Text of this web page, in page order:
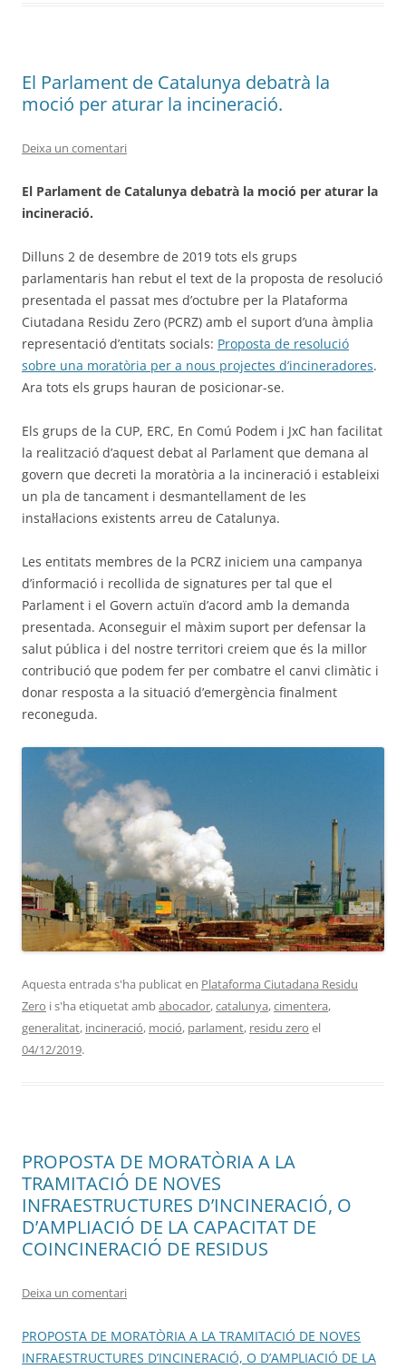
El Parlament de Catalunya debatrà la
moció per aturar la incineració.
Deixa un comentari
El Parlament de Catalunya debatrà la moció per aturar la
incineració.
Dilluns 2 de desembre de 2019 tots els grups
parlamentaris han rebut el text de la proposta de resolució
presentada el passat mes d’octubre per la Plataforma
Ciutadana Residu Zero (PCRZ) amb el suport d’una àmplia
representació d’entitats socials: Proposta de resolució
sobre una moratòria per a nous projectes d’incineradores.
Ara tots els grups hauran de posicionar-se.
Els grups de la CUP, ERC, En Comú Podem i JxC han facilitat
la realització d’aquest debat al Parlament que demana al
govern que decreti la moratòria a la incineració i estableixi
un pla de tancament i desmantellament de les
instal·lacions existents arreu de Catalunya.
Les entitats membres de la PCRZ iniciem una campanya
d’informació i recollida de signatures per tal que el
Parlament i el Govern actuïn d’acord amb la demanda
presentada. Aconseguir el màxim suport per defensar la
salut pública i del nostre territori creiem que és la millor
contribució que podem fer per combatre el canvi climàtic i
donar resposta a la situació d’emergència finalment
reconeguda.
Aquesta entrada s'ha publicat en Plataforma Ciutadana Residu
Zero i s'ha etiquetat ambabocador,catalunya,cimentera,
generalitat, incineració, moció, parlament, residu zero el
04/12/2019.
PROPOSTA DE MORATÒRIA A LA
TRAMITACIÓ DE NOVES
INFRAESTRUCTURES D’INCINERACIÓ, O
D’AMPLIACIÓ DE LA CAPACITAT DE
COINCINERACIÓ DE RESIDUS
Deixa un comentari
PROPOSTA DE MORATÒRIA A LA TRAMITACIÓ DE NOVES
INFRAESTRUCTURES D’INCINERACIÓ, O D’AMPLIACIÓ DE LA